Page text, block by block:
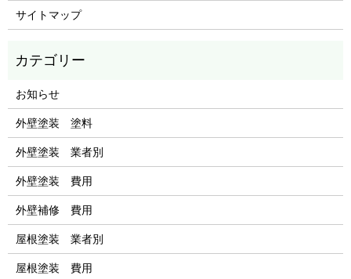
サイトマップ
お知らせ
外壁塗装 塗料
外壁塗装 業者別
外壁塗装 費用
外壁補修 費用
屋根塗装 業者別
屋根塗装 費用